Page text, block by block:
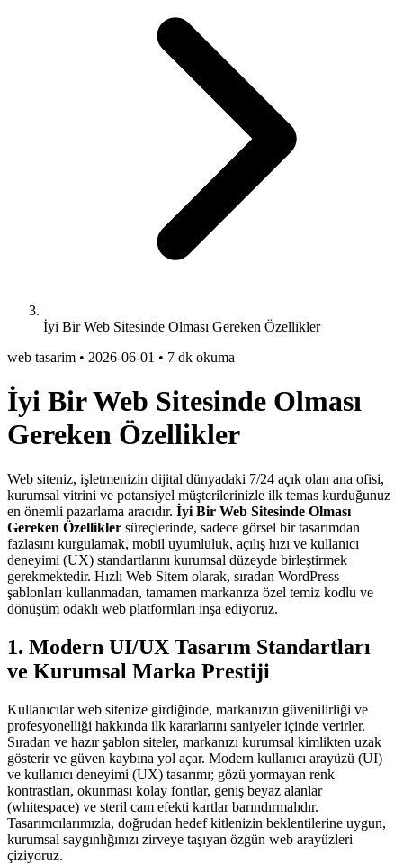
İyi Bir Web Sitesinde Olması Gereken Özellikler
web tasarim • 2026-06-01 • 7 dk okuma
İyi Bir Web Sitesinde Olması
Gereken Özellikler
Web siteniz, işletmenizin dijital dünyadaki 7/24 açık olan ana ofisi,
kurumsal vitrini ve potansiyel müşterilerinizle ilk temas kurduğunuz
en önemli pazarlama aracıdır. İyi Bir Web Sitesinde Olması
Gereken Özellikler süreçlerinde, sadece görsel bir tasarımdan
fazlasını kurgulamak, mobil uyumluluk, açılış hızı ve kullanıcı
deneyimi (UX) standartlarını kurumsal düzeyde birleştirmek
gerekmektedir. Hızlı Web Sitem olarak, sıradan WordPress
şablonları kullanmadan, tamamen markanıza özel temiz kodlu ve
dönüşüm odaklı web platformları inşa ediyoruz.
1. Modern UI/UX Tasarım Standartları
ve Kurumsal Marka Prestiji
Kullanıcılar web sitenize girdiğinde, markanızın güvenilirliği ve
profesyonelliği hakkında ilk kararlarını saniyeler içinde verirler.
Sıradan ve hazır şablon siteler, markanızı kurumsal kimlikten uzak
gösterir ve güven kaybına yol açar. Modern kullanıcı arayüzü (UI)
ve kullanıcı deneyimi (UX) tasarımı; gözü yormayan renk
kontrastları, okunması kolay fontlar, geniş beyaz alanlar
(whitespace) ve steril cam efekti kartlar barındırmalıdır.
Tasarımcılarımızla, doğrudan hedef kitlenizin beklentilerine uygun,
kurumsal saygınlığınızı zirveye taşıyan özgün web arayüzleri
çiziyoruz.